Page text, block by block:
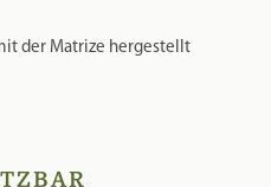
der Matrize hergestellt